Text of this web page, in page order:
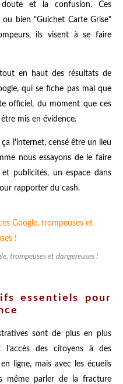
et la confusion. Ces
ou bien "Guichet Carte Grise"
ils visent à se faire
en haut des résultats de
qui se fiche pas mal que
officiel, du moment que ces
mis en évidence.
l'internet, censé être un lieu
nous essayons de le faire
publicités, un espace dans
rapporter du cash.
trompeuses et dangereuses !
essentiels pour
sont de plus en plus
l’accès des citoyens à des
ligne, mais avec les écueils
même parler de la fracture